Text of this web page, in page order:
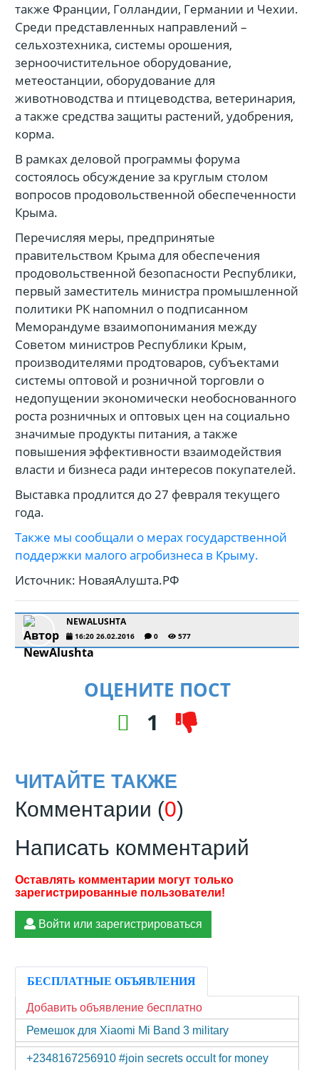
также Франции, Голландии, Германии и Чехии.
Среди представленных направлений –
сельхозтехника, системы орошения,
зерноочистительное оборудование,
метеостанции, оборудование для
животноводства и птицеводства, ветеринария,
а также средства защиты растений, удобрения,
корма.
В рамках деловой программы форума
состоялось обсуждение за круглым столом
вопросов продовольственной обеспеченности
Крыма.
Перечисляя меры, предпринятые
правительством Крыма для обеспечения
продовольственной безопасности Республики,
первый заместитель министра промышленной
политики РК напомнил о подписанном
Меморандуме взаимопонимания между
Советом министров Республики Крым,
производителями продтоваров, субъектами
системы оптовой и розничной торговли о
недопущении экономически необоснованного
роста розничных и оптовых цен на социально
значимые продукты питания, а также
повышения эффективности взаимодействия
власти и бизнеса ради интересов покупателей.
Выставка продлится до 27 февраля текущего
года.
Также мы сообщали о мерах государственной
поддержки малого агробизнеса в Крыму.
Источник: НоваяАлушта.РФ
NEWALUSHTA
16:20 26.02.2016 0 577
ОЦЕНИТЕ ПОСТ
1
ЧИТАЙТЕ ТАКЖЕ
Комментарии (0)
Написать комментарий
Войти или зарегистрироваться
БЕСПЛАТНЫЕ ОБЪЯВЛЕНИЯ
Добавить объявление бесплатно
Ремешок для Xiaomi Mi Band 3 military
+2348167256910 #join secrets occult for money